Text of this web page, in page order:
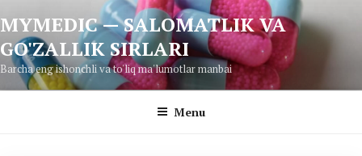
to
content
MYMEDIC — SALOMATLIK VA
GO'ZALLIK SIRLARI
Barcha eng ishonchli va to'liq ma'lumotlar manbai
Menu